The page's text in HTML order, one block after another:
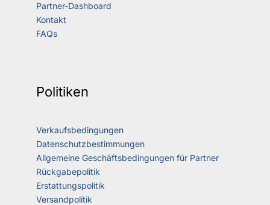
Partner-Dashboard
Kontakt
FAQs
Politiken
Verkaufsbedingungen
Datenschutzbestimmungen
Allgemeine Geschäftsbedingungen für Partner
Rückgabepolitik
Erstattungspolitik
Versandpolitik